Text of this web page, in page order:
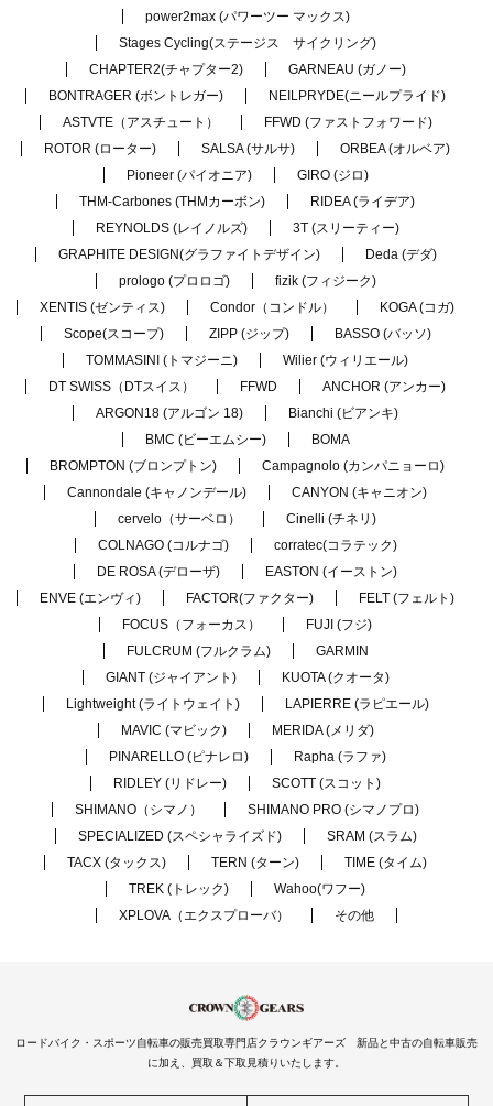
power2max (パワーツー マックス)
Stages Cycling(ステージス サイクリング)
CHAPTER2(チャプター2)
GARNEAU (ガノー)
BONTRAGER (ボントレガー)
NEILPRYDE(ニールプライド)
ASTVTE（アスチュート）
FFWD (ファストフォワード)
ROTOR (ローター)
SALSA (サルサ)
ORBEA (オルベア)
Pioneer (パイオニア)
GIRO (ジロ)
THM-Carbones (THMカーボン)
RIDEA (ライデア)
REYNOLDS (レイノルズ)
3T (スリーティー)
GRAPHITE DESIGN(グラファイトデザイン)
Deda (デダ)
prologo (プロロゴ)
fizik (フィジーク)
XENTIS (ゼンティス)
Condor（コンドル）
KOGA (コガ)
Scope(スコープ)
ZIPP (ジップ)
BASSO (バッソ)
TOMMASINI (トマジーニ)
Wilier (ウィリエール)
DT SWISS（DTスイス）
FFWD
ANCHOR (アンカー)
ARGON18 (アルゴン 18)
Bianchi (ビアンキ)
BMC (ビーエムシー)
BOMA
BROMPTON (ブロンプトン)
Campagnolo (カンパニョーロ)
Cannondale (キャノンデール)
CANYON (キャニオン)
cervelo（サーベロ）
Cinelli (チネリ)
COLNAGO (コルナゴ)
corratec(コラテック)
DE ROSA (デローザ)
EASTON (イーストン)
ENVE (エンヴィ)
FACTOR(ファクター)
FELT (フェルト)
FOCUS（フォーカス）
FUJI (フジ)
FULCRUM (フルクラム)
GARMIN
GIANT (ジャイアント)
KUOTA (クオータ)
Lightweight (ライトウェイト)
LAPIERRE (ラピエール)
MAVIC (マビック)
MERIDA (メリダ)
PINARELLO (ピナレロ)
Rapha (ラファ)
RIDLEY (リドレー)
SCOTT (スコット)
SHIMANO（シマノ）
SHIMANO PRO (シマノプロ)
SPECIALIZED (スペシャライズド)
SRAM (スラム)
TACX (タックス)
TERN (ターン)
TIME (タイム)
TREK (トレック)
Wahoo(ワフー)
XPLOVA（エクスプローバ）
その他
ロードバイク・スポーツ自転車の販売買取専門店クラウンギアーズ 新品と中古の自転車販売
に加え、買取＆下取見積りいたします。